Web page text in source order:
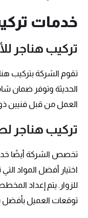
خدمات
تركيب هناجر
تقوم الشركة بتركيب
الحديثة وتوفر ضمان
العمل من قبل فنيين
تركيب هناجر
تخصص الشركة أيضًا
اختيار أفضل المواد
للزوار. يتم إعداد
توقعات العميل